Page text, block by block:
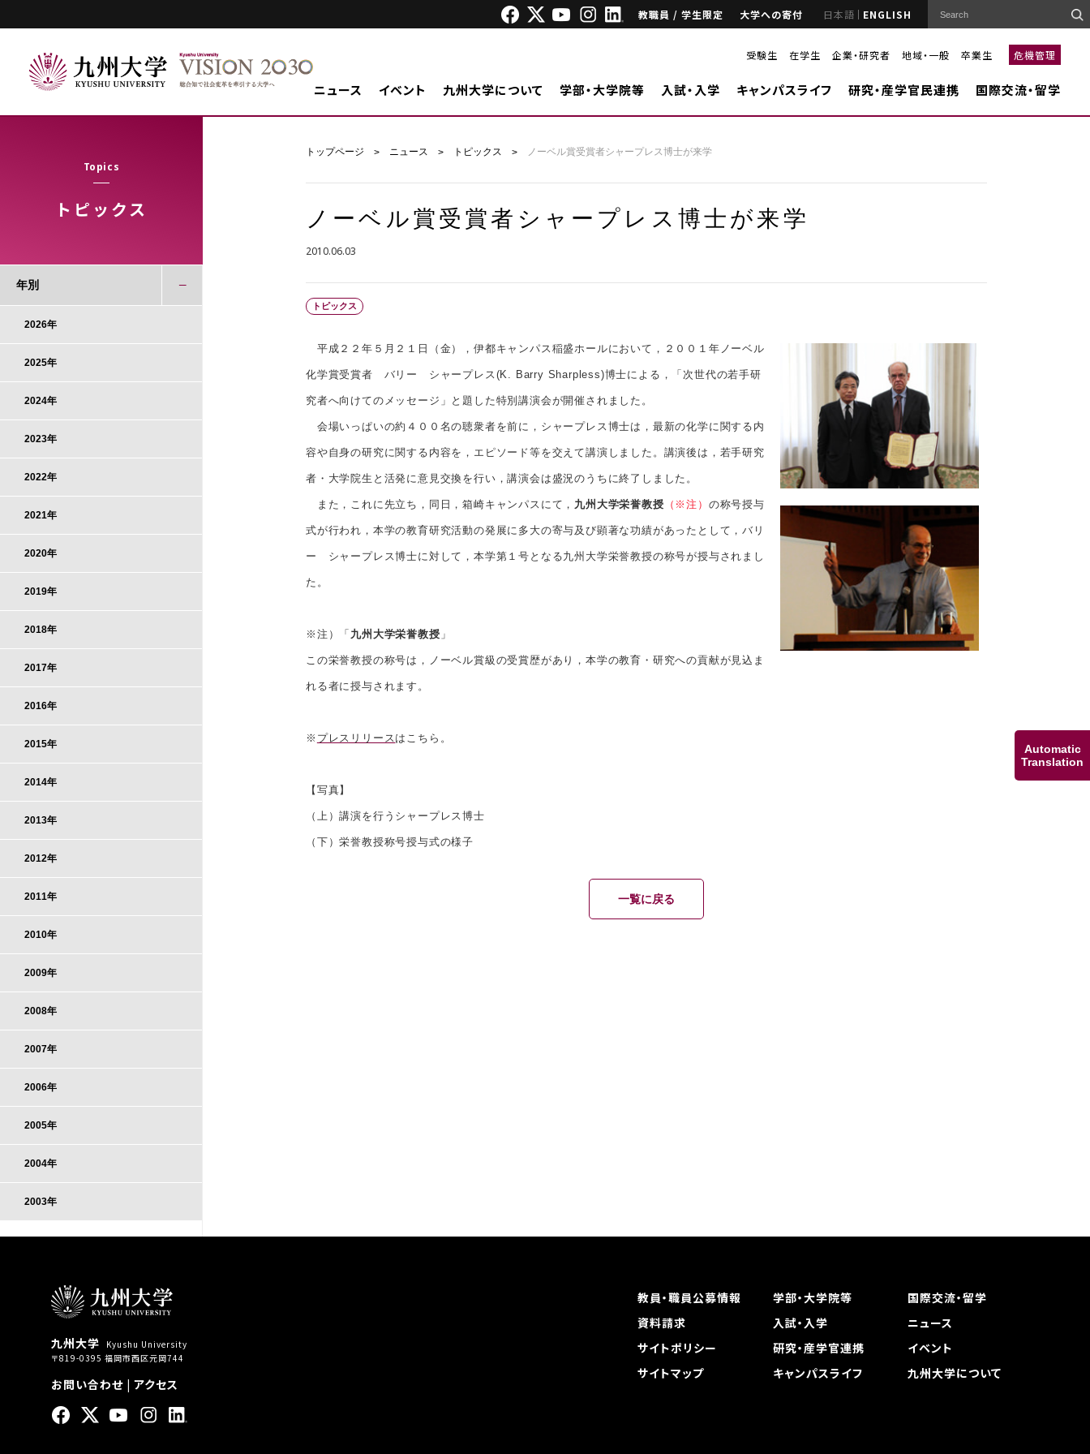
Automatic
Translation
教職員 / 学生限定 大学への寄付 日本語 ENGLISH
受験生 在学生 企業・研究者 地域・一般 卒業生 危機管理
ニュース イベント 九州大学について 学部・大学院等 入試・入学 キャンパスライフ 研究・産学官民連携 国際交流・留学
Topics
トピックス
トップページ ニュース トピックス ノーベル賞受賞者シャープレス博士が来学
ノーベル賞受賞者シャープレス博士が来学
2010.06.03
トピックス
平成２２年５月２１日（金），伊都キャンパス稲盛ホールにおいて，２００１年ノーベル
化学賞受賞者 バリー シャープレス(K. Barry Sharpless)博士による，「次世代の若手研
究者へ向けてのメッセージ」と題した特別講演会が開催されました。
会場いっぱいの約４００名の聴衆者を前に，シャープレス博士は，最新の化学に関する内
容や自身の研究に関する内容を，エピソード等を交えて講演しました。講演後は，若手研究
者・大学院生と活発に意見交換を行い，講演会は盛況のうちに終了しました。
また，これに先立ち，同日，箱崎キャンパスにて， 九州大学栄誉教授 （※注） の称号授与
式が行われ，本学の教育研究活動の発展に多大の寄与及び顕著な功績があったとして，バリ
ー シャープレス博士に対して，本学第１号となる九州大学栄誉教授の称号が授与されまし
た。
※注）「 九州大学栄誉教授 」
この栄誉教授の称号は，ノーベル賞級の受賞歴があり，本学の教育・研究への貢献が見込ま
れる者に授与されます。
※ プレスリリース はこちら。
【写真】
（上）講演を行うシャープレス博士
（下）栄誉教授称号授与式の様子
一覧に戻る
年別
2026年
2025年
2024年
2023年
2022年
2021年
2020年
2019年
2018年
2017年
2016年
2015年
2014年
2013年
2012年
2011年
2010年
2009年
2008年
2007年
2006年
2005年
2004年
2003年
九州大学
Kyushu University
〒819-0395 福岡市西区元岡744
お問い合わせ |アクセス
教員・職員公募情報 学部・大学院等
国際交流・留学
資料請求
入試・入学
ニュース
サイトポリシー
研究・産学官連携
イベント
サイトマップ
キャンパスライフ 九州大学について